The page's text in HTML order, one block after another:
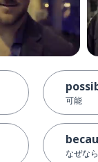
可能
なぜな